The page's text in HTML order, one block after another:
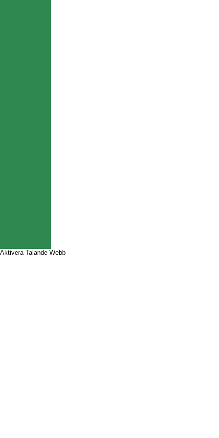
Aktivera Talande Webb